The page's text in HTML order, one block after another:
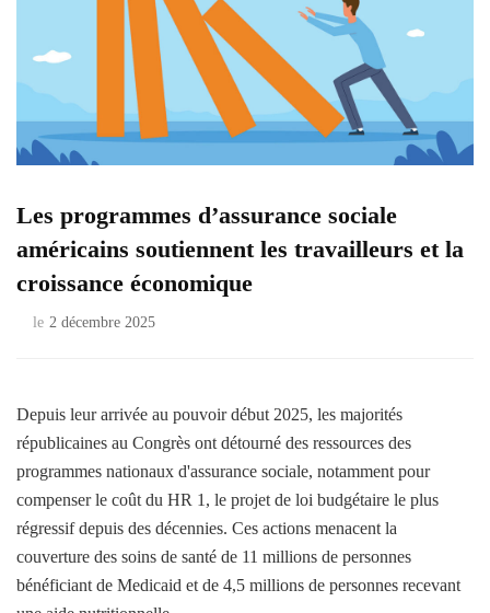
Les programmes d’assurance sociale
américains soutiennent les travailleurs et la
croissance économique
le 2 décembre 2025
Depuis leur arrivée au pouvoir début 2025, les majorités
républicaines au Congrès ont détourné des ressources des
programmes nationaux d'assurance sociale, notamment pour
compenser le coût du HR 1, le projet de loi budgétaire le plus
régressif depuis des décennies. Ces actions menacent la
couverture des soins de santé de 11 millions de personnes
bénéficiant de Medicaid et de 4,5 millions de personnes recevant